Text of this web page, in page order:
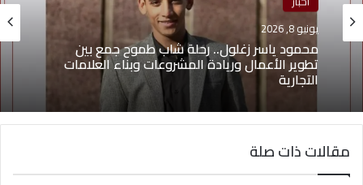
أخبار
يونيو 8, 2026
محمود ياسر زغلول.. رحلة شاب طموح جمع بين
منوعات
يونيو 4, 2026
يوسف أيمن درويش.. عقلية بيعية شابة تقود التغيير
وتؤهل الشباب لسوق العمل2026
مقالات ذات صلة